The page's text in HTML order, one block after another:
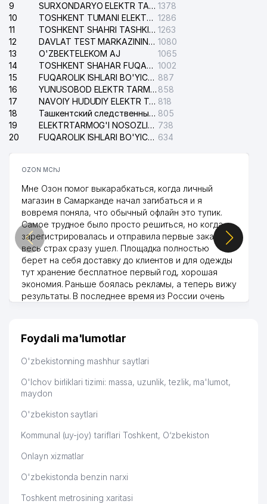
9
SURXONDARYO ELEKTR TARMOQLARI AJ 1378
10
TOSHKENT TUMANI ELEKTR TARMOG'I AVARIYA XIZMATI 1286
11
TOSHKENT SHAHRI TASHKILOT TELEFONLARI HAQIDA MA'LUMOT BYUROSI 1263
12
DAVLAT TEST MARKAZINING ISHONCH TELEFONLARI 1080
13
O'ZBEKTELEKOM AJ
1065
14
TOSHKENT SHAHAR FUQAROLIK ISHLARI BO'YICHA SUDI 1002
15
FUQAROLIK ISHLARI BO'YICHA YAKKASAROY TUMANLARARO SUDI 887
16
YUNUSOBOD ELEKTR TARMOG'I NOSOZLIKLARI XIZMATI 858
17
NAVOIY HUDUDIY ELEKTR TARMOQLARI KORXONASI AJ 818
18
Ташкентский следственный изолятор 805
19
ELEKTRTARMOG'I NOSOZLIKLARINI TO'ZATISH SERGELI XIZMATI 738
20
FUQAROLIK ISHLARI BO'YICHA UCH-TEPA TUMANI SUDI 634
OZON MChJ
Мне Озон помог выкарабкаться, когда личный
магазин в Самарканде начал загибаться и я
вовремя поняла, что обычный офлайн это тупик.
Самое трудное было просто решиться, но когда
зарегистрировалась и отправила первые заказы,
весь страх сразу ушел. Площадка полностью
берет на себя доставку до клиентов и для одежды
тут хранение бесплатное первый год, хорошая
экономия. Раньше боялась рекламы, а теперь вижу
результаты. В последнее время из России очень
дальше развиваюсь потихоньку😊
Hamida 03.08.2026 12:45:39
Foydali ma'lumotlar
O'zbekistonning mashhur saytlari
O'lchov birliklari tizimi: massa, uzunlik, tezlik, ma'lumot,
maydon
O'zbekiston saytlari
Kommunal (uy-joy) tariflari Toshkent, O‘zbekiston
Onlayn xizmatlar
O'zbekistonda benzin narxi
Toshkent metrosining xaritasi